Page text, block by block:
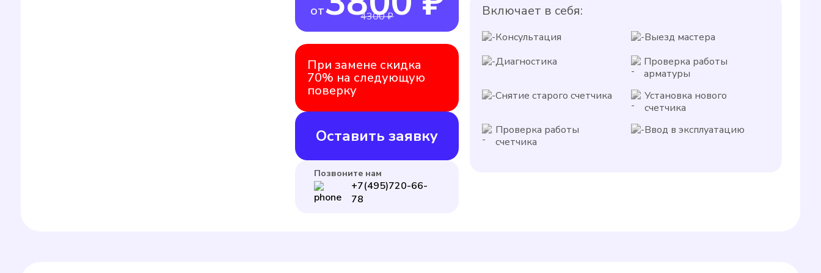
Включает в себя:
Консультация
Выезд мастера
Диагностика
Проверка работы
арматуры
Снятие старого счетчика
Установка нового
счетчика
Проверка работы
счетчика
Ввод в эксплуатацию
от 4300 ₽
При замене скидка
70% на следующую
поверку
Оставить заявку
Позвоните нам
+7(495)720-66-
78